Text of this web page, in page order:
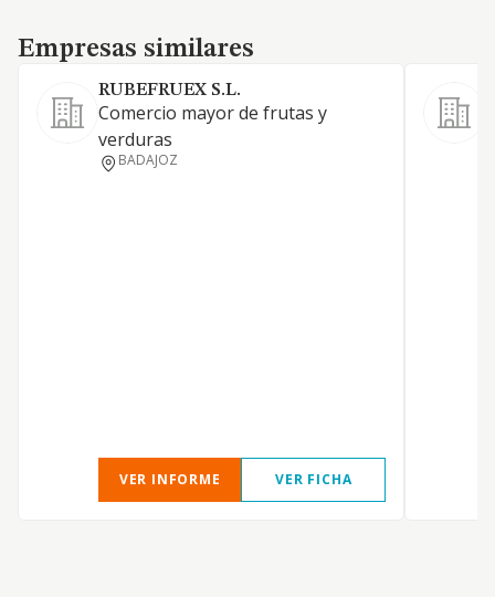
Empresas similares
Empresas similares
RUBEFRUEX S.L.
Comercio mayor de frutas y
verduras
BADAJOZ
VER INFORME VER FICHA